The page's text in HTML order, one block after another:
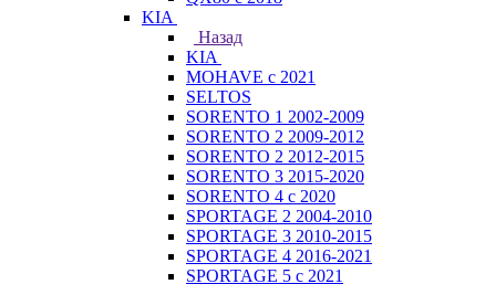
KIA
Назад
KIA
MOHAVE с 2021
SELTOS
SORENTO 1 2002-2009
SORENTO 2 2009-2012
SORENTO 2 2012-2015
SORENTO 3 2015-2020
SORENTO 4 с 2020
SPORTAGE 2 2004-2010
SPORTAGE 3 2010-2015
SPORTAGE 4 2016-2021
SPORTAGE 5 с 2021